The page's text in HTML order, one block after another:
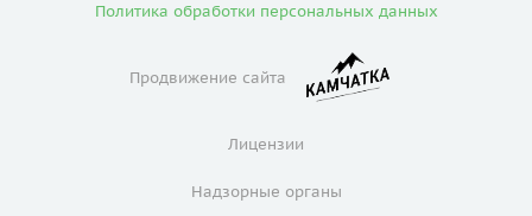
Политика обработки персональных данных
Продвижение сайта
Лицензии
Надзорные органы